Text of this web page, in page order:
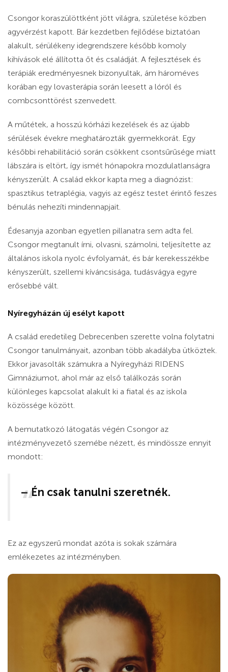
Csongor koraszülöttként jött világra, születése közben
agyvérzést kapott. Bár kezdetben fejlődése biztatóan
alakult, sérülékeny idegrendszere később komoly
kihívások elé állította őt és családját. A fejlesztések és
terápiák eredményesnek bizonyultak, ám hároméves
korában egy lovasterápia során leesett a lóról és
combcsonttörést szenvedett.
A műtétek, a hosszú kórházi kezelések és az újabb
sérülések évekre meghatározták gyermekkorát. Egy
későbbi rehabilitáció során csökkent csontsűrűsége miatt
lábszára is eltört, így ismét hónapokra mozdulatlanságra
kényszerült. A család ekkor kapta meg a diagnózist:
spasztikus tetraplégia, vagyis az egész testet érintő feszes
bénulás nehezíti mindennapjait.
Édesanyja azonban egyetlen pillanatra sem adta fel.
Csongor megtanult írni, olvasni, számolni, teljesítette az
általános iskola nyolc évfolyamát, és bár kerekesszékbe
kényszerült, szellemi kíváncsisága, tudásvágya egyre
erősebbé vált.
Nyíregyházán új esélyt kapott
A család eredetileg Debrecenben szerette volna folytatni
Csongor tanulmányait, azonban több akadályba ütköztek.
Ekkor javasolták számukra a Nyíregyházi RIDENS
Gimnáziumot, ahol már az első találkozás során
különleges kapcsolat alakult ki a fiatal és az iskola
közössége között.
A bemutatkozó látogatás végén Csongor az
intézményvezető szemébe nézett, és mindössze ennyit
mondott:
– Én csak tanulni szeretnék.
Ez az egyszerű mondat azóta is sokak számára
emlékezetes az intézményben.